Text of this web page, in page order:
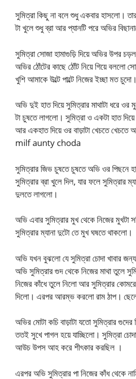
সুমিত্রা কিছু না বলে শুধু একবার হাসলো।
টা খুলে শুধু ব্রা আর প্যানটি পরে অভির
সুমিত্রা সোজা হামাগুড়ি দিয়ে অভির উপর
অভির ঠোঁটের কাছে ঠোঁট নিয়ে গিয়ে বললো
খুশি আমাকে উল্টে পাল্টে নিজের ইচ্ছা মত চুদো।
অভি দুই হাত দিয়ে সুমিত্রার মাথাটা ধরে ওর
টা চুষতে লাগলো। সুমিত্রা ও একটা হাত
আর একহাত দিয়ে ওর বাড়াটা খেচতে খেচতে
milf aunty choda
সুমিত্রার জিভ চুষতে চুষতে অভি ওর পিছনে
সুমিত্রার ব্রা খুলে দিল, যার ফলে সুমিত্রার
দুলতে লাগলো।
অভি এবার সুমিত্রার মুখ থেকে নিজের
সুমিত্রার ম্যানা দুটো তে মুখ ঘষতে থাকলো।
অভি যখন বুঝলো যে সুমিত্রা চোদা খাবার
অভি সুমিত্রার গুদ থেকে নিজের মাথা তুলে
নিজের কাঁধে তুলে নিলো আর সুমিত্রার
দিলো। এরপর আরম্ভ করলো রাম ঠাপ।
অভির মোটা কচি বাড়াটা যতো সুমিত্রার গুদের
ততই সুখে পাগল হয়ে যাচ্ছিলো। সুমিত্রা
আউচ উপস আহ করে শীৎকার করছিল ।
এরপর অভি সুমিত্রার পা নিজের কাঁধ থেকে